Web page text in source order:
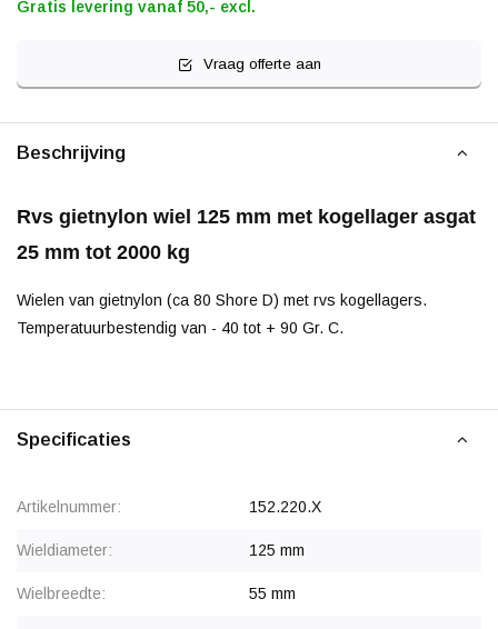
Gratis levering vanaf 50,- excl.
Vraag offerte aan
Beschrijving
Rvs gietnylon wiel 125 mm met kogellager asgat
25 mm tot 2000 kg
Wielen van gietnylon (ca 80 Shore D) met rvs kogellagers.
Temperatuurbestendig van - 40 tot + 90 Gr. C.
Specificaties
Artikelnummer: 152.220.X
Wieldiameter: 125 mm
Wielbreedte: 55 mm